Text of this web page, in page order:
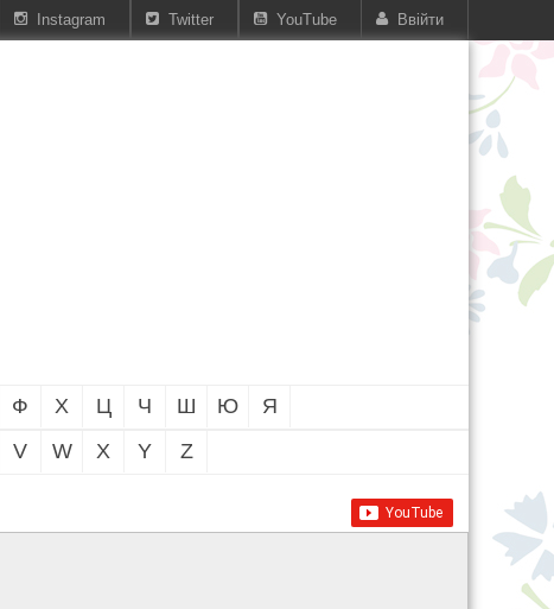
Ввійти
YouTube
Twitter
Instagram
Ф Х Ц Ч Ш Ю
Я
V W X Y Z